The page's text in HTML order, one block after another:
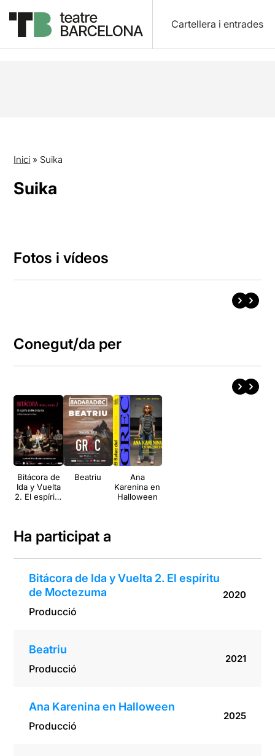
Cartellera i entrades
Inici » Suika
Suika
Fotos i vídeos
Conegut/da per
Bitácora de
Ida y Vuelta
2. El espíritu
Beatriu
Ana
Karenina en
Halloween
Ha participat a
Bitácora de Ida y Vuelta 2. El espíritu
de Moctezuma
Producció
2020
Beatriu
Producció
2021
Ana Karenina en Halloween
Producció
2025